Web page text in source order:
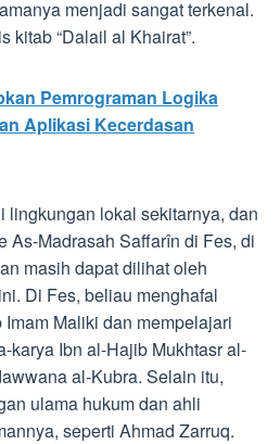
menjadi sangat terkenal.
kitab “Dalail al Khairat”.
Pemrograman Logika
Aplikasi Kecerdasan
lingkungan lokal sekitarnya, dan
As-Madrasah Saffarîn di Fes, di
masih dapat dilihat oleh
Di Fes, beliau menghafal
Maliki dan mempelajari
karya Ibn al-Hajib Mukhtasr al-
al-Kubra. Selain itu,
ulama hukum dan ahli
seperti Ahmad Zarruq.